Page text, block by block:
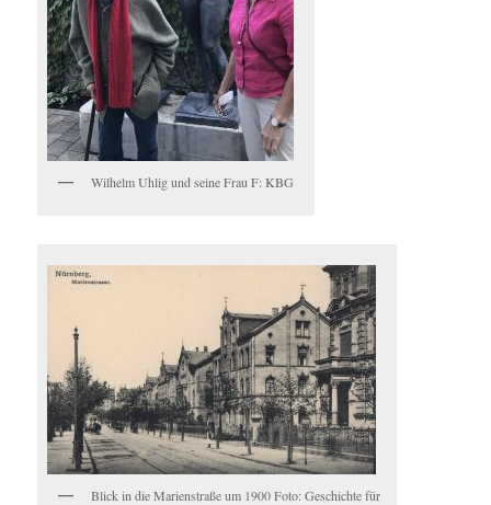
Wilhelm Uhlig und seine Frau F: KBG
Blick in die Marienstraße um 1900 Foto: Geschichte für